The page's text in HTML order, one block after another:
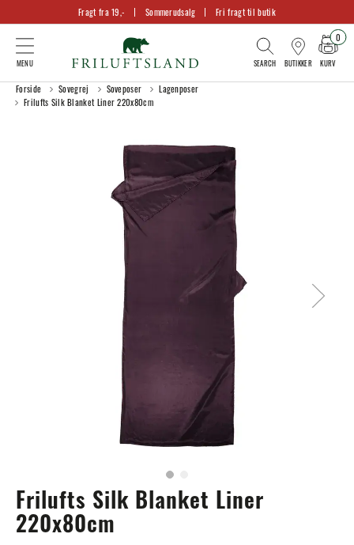
Fragt fra 19,- Sommerudsalg Fri fragt til butik
BUTIKKER KURV
0
Forside Sovegrej Soveposer
Lagenposer
Frilufts Silk Blanket Liner 220x80cm
Frilufts Silk Blanket Liner
220x80cm